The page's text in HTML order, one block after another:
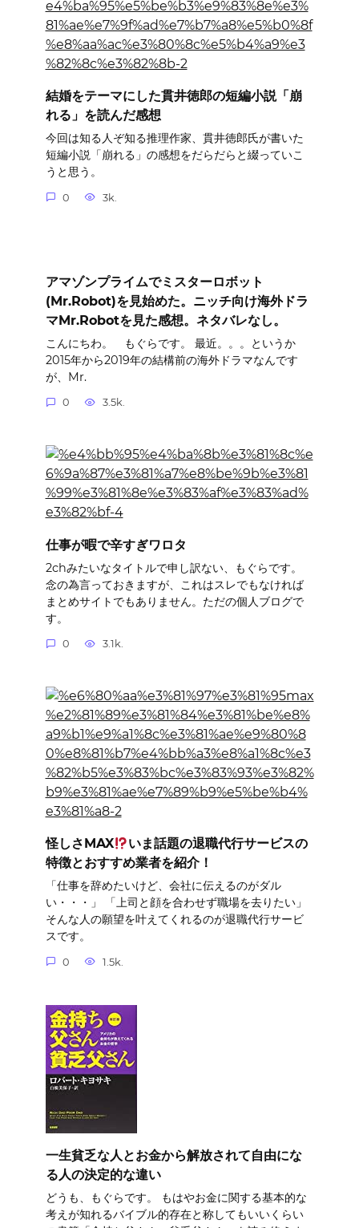
結婚をテーマにした貫井徳郎の短編小説「崩
れる」を読んだ感想
今回は知る人ぞ知る推理作家、貫井徳郎氏が書いた
短編小説「崩れる」の感想をだらだらと綴っていこ
うと思う。
0 3k.
アマゾンプライムでミスターロボット
(Mr.Robot)を見始めた。ニッチ向け海外ドラ
マMr.Robotを見た感想。ネタバレなし。
こんにちわ。 もぐらです。 最近。。。というか
2015年から2019年の結構前の海外ドラマなんです
が、Mr.
0 3.5k.
仕事が暇で辛すぎワロタ
2chみたいなタイトルで申し訳ない、もぐらです。
念の為言っておきますが、これはスレでもなければ
まとめサイトでもありません。ただの個人ブログで
す。
0 3.1k.
怪しさMAX
いま話題の退職代行サービスの
特徴とおすすめ業者を紹介！
「仕事を辞めたいけど、会社に伝えるのがダル
い・・・」 「上司と顔を合わせず職場を去りたい」
そんな人の願望を叶えてくれるのが退職代行サービ
スです。
0 1.5k.
一生貧乏な人とお金から解放されて自由にな
る人の決定的な違い
どうも、もぐらです。 もはやお金に関する基本的な
考えが知れるバイブル的存在と称してもいいくらい